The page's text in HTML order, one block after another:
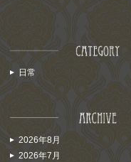
日常
2026年8月
2026年7月